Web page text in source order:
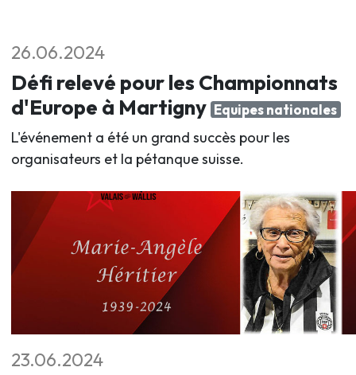
26.06.2024
Défi relevé pour les Championnats
d'Europe à Martigny Equipes nationales
L'événement a été un grand succès pour les
organisateurs et la pétanque suisse.
23.06.2024